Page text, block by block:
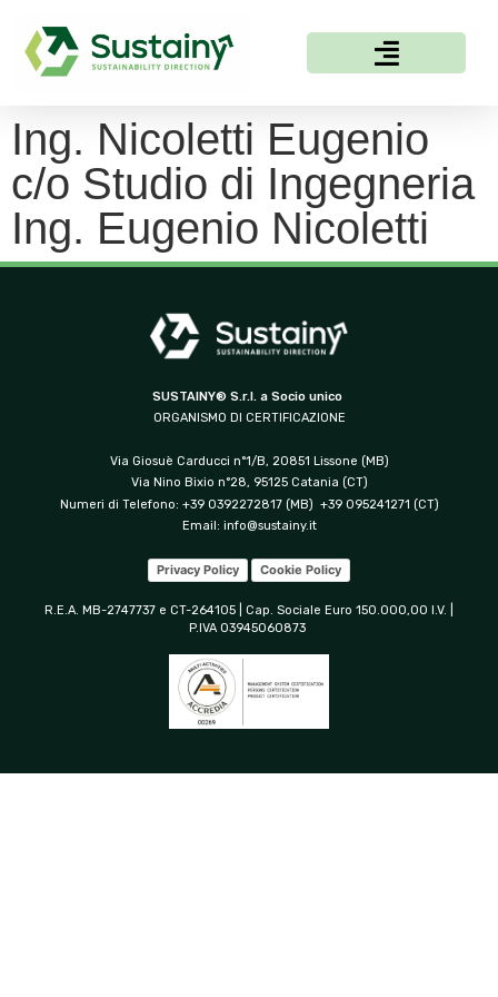
Ing. Nicoletti Eugenio
c/o Studio di Ingegneria
Ing. Eugenio Nicoletti
SUSTAINY® S.r.l. a Socio unico
ORGANISMO DI CERTIFICAZIONE
Via Giosuè Carducci n°1/B, 20851 Lissone (MB)
Via Nino Bixio n°28, 95125 Catania (CT)
Numeri di Telefono: +39 0392272817 (MB) +39 095241271 (CT)
Email: info@sustainy.it
Privacy Policy Cookie Policy
R.E.A. MB-2747737 e CT-264105 | Cap. Sociale Euro 150.000,00 I.V. |
P.IVA 03945060873